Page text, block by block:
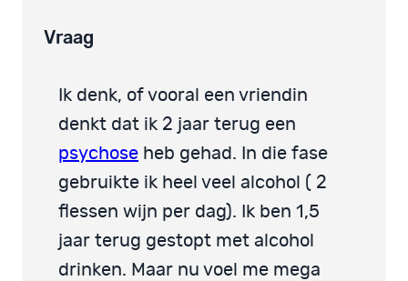
Vraag
Ik denk, of vooral een vriendin
denkt dat ik 2 jaar terug een
psychose heb gehad. In die fase
gebruikte ik heel veel alcohol ( 2
flessen wijn per dag). Ik ben 1,5
jaar terug gestopt met alcohol
drinken. Maar nu voel me mega